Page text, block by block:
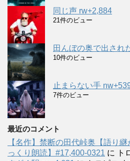
同じ声 rw+2,884
21件のビュー
田んぼの奥で出され
10件のビュー
止まらない手
7件のビュー
最近のコメント
【名作】禁断の田代峠奥【語り
っくり朗読】#17,400-0321 に ト